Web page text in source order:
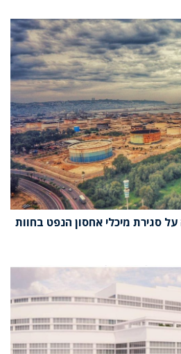
סגירת מיכלי אחסון הנפט בחוות